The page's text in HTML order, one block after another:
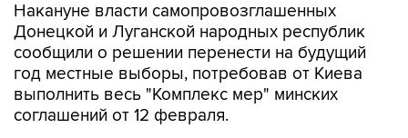
Накануне власти самопровозглашенных
Донецкой и Луганской народных республик
сообщили о решении перенести на будущий
год местные выборы, потребовав от Киева
выполнить весь "Комплекс мер" минских
соглашений от 12 февраля.